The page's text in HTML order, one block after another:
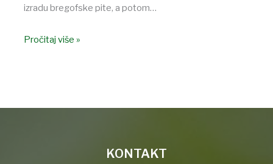
izradu bregofske pite, a potom…
Pročitaj više »
KONTAKT